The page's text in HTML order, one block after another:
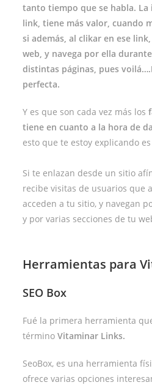
tanto tiempo que se habla. La
link, tiene más valor, cuando
si además, al clikar en ese
web, y navega por ella
distintas páginas, pues
perfecta.
Y es que son cada vez más los
tiene en cuanto a la hora de
esto que te estoy explicando
Si te enlazan desde un sitio
recibe visitas de usuarios que
acceden a tu sitio, y navegan
y por varias secciones de tu
Herramientas para
SEO Box
Fué la primera herramienta
términoVitaminar Links.
SeoBox, es una herramienta
ofrece varias opciones